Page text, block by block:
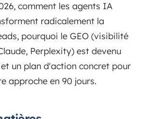
comment les agents IA
radicalement la
pourquoi le GEO (visibilité
Perplexity) est devenu
un plan d'action concret pour
approche en 90 jours.